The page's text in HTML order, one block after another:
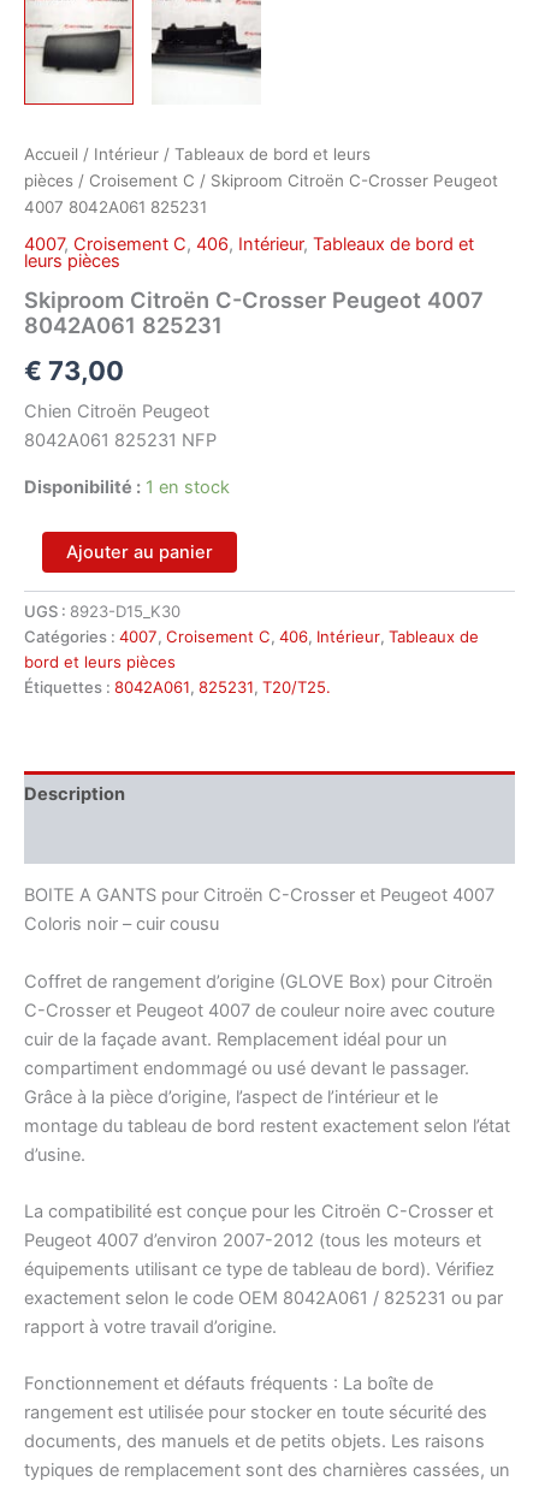
Accueil / Intérieur / Tableaux de bord et leurs
pièces / Croisement C / Skiproom Citroën C-Crosser Peugeot
4007 8042A061 825231
4007, Croisement C, 406, Intérieur, Tableaux de bord et
leurs pièces
Skiproom Citroën C-Crosser Peugeot 4007
8042A061 825231
€ 73,00
Chien Citroën Peugeot
8042A061 825231 NFP
Disponibilité : 1 en stock
quantité
de
Skiproom
Citroën
C-
Crosser
Peugeot
Ajouter au panier
UGS : 8923-D15_K30
Catégories : 4007, Croisement C, 406, Intérieur, Tableaux de
bord et leurs pièces
Étiquettes : 8042A061, 825231, T20/T25.
Description
BOITE A GANTS pour Citroën C-Crosser et Peugeot 4007
Coloris noir – cuir cousu
Coffret de rangement d’origine (GLOVE Box) pour Citroën
C-Crosser et Peugeot 4007 de couleur noire avec couture
cuir de la façade avant. Remplacement idéal pour un
compartiment endommagé ou usé devant le passager.
Grâce à la pièce d’origine, l’aspect de l’intérieur et le
montage du tableau de bord restent exactement selon l’état
d’usine.
La compatibilité est conçue pour les Citroën C-Crosser et
Peugeot 4007 d’environ 2007-2012 (tous les moteurs et
équipements utilisant ce type de tableau de bord). Vérifiez
exactement selon le code OEM 8042A061 / 825231 ou par
rapport à votre travail d’origine.
Fonctionnement et défauts fréquents : La boîte de
rangement est utilisée pour stocker en toute sécurité des
documents, des manuels et de petits objets. Les raisons
typiques de remplacement sont des charnières cassées, un